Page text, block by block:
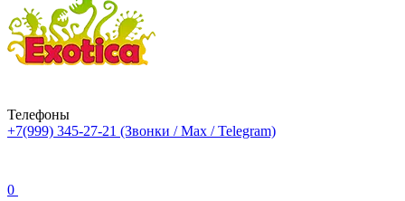
Телефоны
+7(999) 345-27-21 (Звонки / Max / Telegram)
0